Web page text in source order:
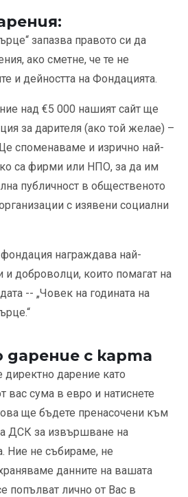
запазва правото си да
ако сметне, че те не
и дейността на Фондацията.
над €5 000 нашият сайт ще
за дарителя (ако той желае) –
споменаваме и изрично най-
са фирми или НПО, за да им
публичност в общественото
с изявени социални
награждава най-
и доброволци, които помагат на
-- „Човек на годината на
с карта
дарение като
вас сума в евро и натиснете
ще бъдете пренасочени към
ДСК за извършване на
Ние не събираме, не
данните на вашата
попълват лично от Вас в